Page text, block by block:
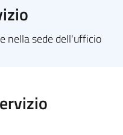
nella sede dell'ufficio